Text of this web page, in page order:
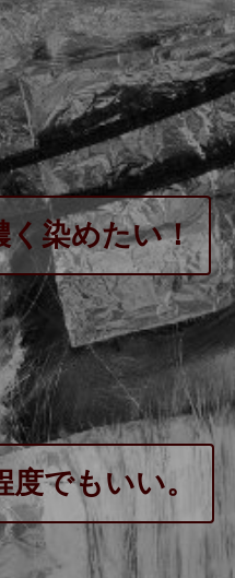
く染めたい！
でもいい。